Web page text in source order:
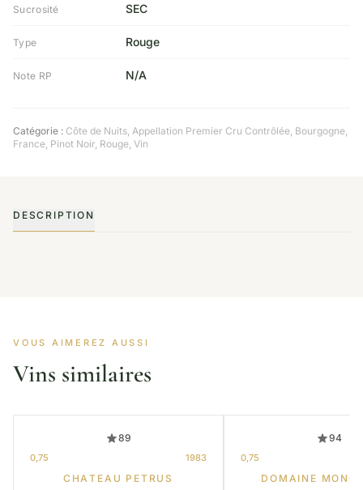
Sucrosité SEC
Type Rouge
Note RP N/A
Catégorie : Côte de Nuits Appellation Premier Cru Contrôlée Bourgogne
France Pinot Noir Rouge Vin
DESCRIPTION
VOUS AIMEREZ AUSSI
Vins similaires
89
0,75 1983
CHATEAU PETRUS
94
0,75
DOMAINE